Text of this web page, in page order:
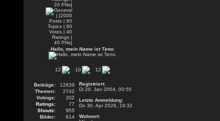
Hallo, mein Name ist Teno.
12 10 12
Beiträge:
12639
Themen:
2742
Votings:
202
Ratings:
77
Shouts:
955
Bilder:
614
Registriert:
Di 20. Jan 2004, 00:55
Letzte Anmeldung:
Do 30. Apr 2026, 19:32
Wohnort: